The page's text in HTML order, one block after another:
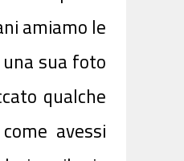
amiamo le
sua foto
qualche
avessi